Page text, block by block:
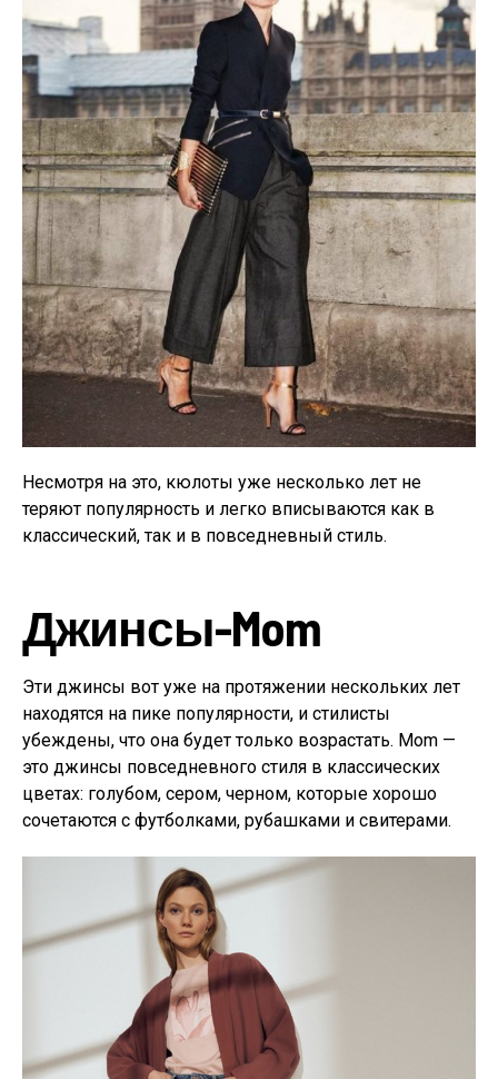
Несмотря на это, кюлоты уже несколько лет не
теряют популярность и легко вписываются как в
классический, так и в повседневный стиль.
Джинсы-Mom
Эти джинсы вот уже на протяжении нескольких лет
находятся на пике популярности, и стилисты
убеждены, что она будет только возрастать. Mom —
это джинсы повседневного стиля в классических
цветах: голубом, сером, черном, которые хорошо
сочетаются с футболками, рубашками и свитерами.